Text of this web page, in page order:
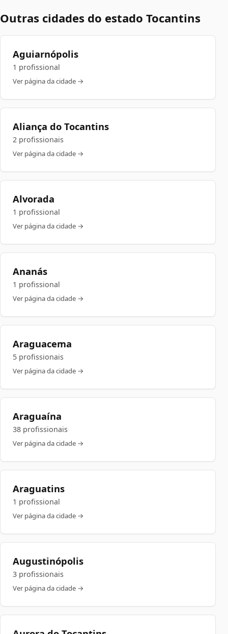
Outras cidades do estado Tocantins
Aguiarnópolis
1 profissional
Ver página da cidade →
Aliança do Tocantins
2 profissionais
Ver página da cidade →
Alvorada
1 profissional
Ver página da cidade →
Ananás
1 profissional
Ver página da cidade →
Araguacema
5 profissionais
Ver página da cidade →
Araguaína
38 profissionais
Ver página da cidade →
Araguatins
1 profissional
Ver página da cidade →
Augustinópolis
3 profissionais
Ver página da cidade →